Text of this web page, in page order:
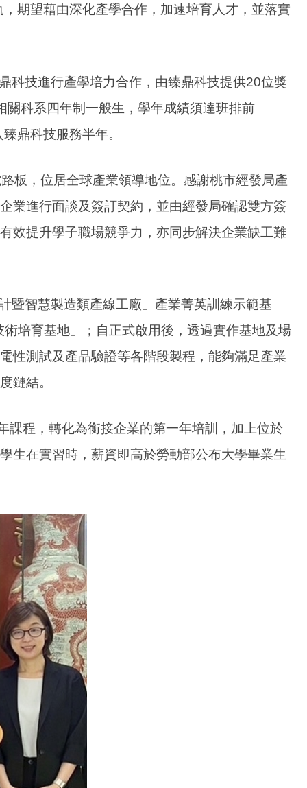
期望藉由深化產學合作，加速培育人才，並落實
科技進行產學培力合作，由臻鼎科技提供20位獎
科系四年制一般生，學年成績須達班排前
鼎科技服務半年。
板，位居全球產業領導地位。感謝桃市經發局產
業進行面談及簽訂契約，並由經發局確認雙方簽
效提升學子職場競爭力，亦同步解決企業缺工難
暨智慧製造類產線工廠」產業菁英訓練示範基
培育基地」；自正式啟用後，透過實作基地及場
性測試及產品驗證等各階段製程，能夠滿足產業
鏈結。
程，轉化為銜接企業的第一年培訓，加上位於
生在實習時，薪資即高於勞動部公布大學畢業生